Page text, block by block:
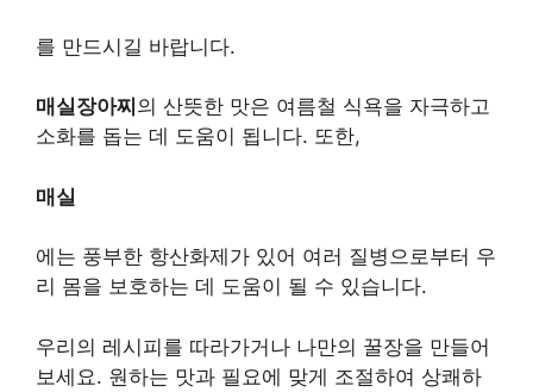
를 만드시길 바랍니다.
매실장아찌 의 산뜻한 맛은 여름철 식욕을 자극하고
소화를 돕는 데 도움이 됩니다. 또한,
매실
에는 풍부한 항산화제가 있어 여러 질병으로부터 우
리 몸을 보호하는 데 도움이 될 수 있습니다.
우리의 레시피를 따라가거나 나만의 꿀장을 만들어
보세요. 원하는 맛과 필요에 맞게 조절하여 상쾌하